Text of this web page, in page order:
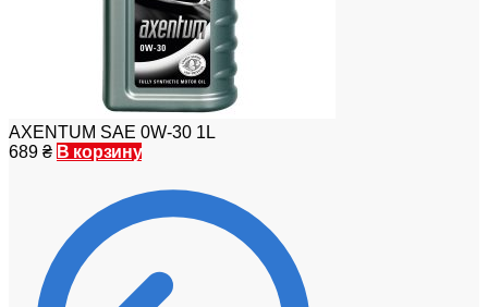
AXENTUM SAE 0W-30 1L
689 ₴ В корзину